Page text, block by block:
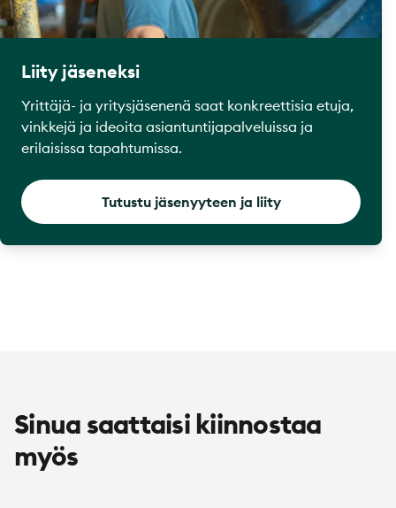
Liity jäseneksi
Yrittäjä- ja yritysjäsenenä saat konkreettisia etuja,
vinkkejä ja ideoita asiantuntijapalveluissa ja
erilaisissa tapahtumissa.
Tutustu jäsenyyteen ja liity
Sinua saattaisi kiinnostaa
myös